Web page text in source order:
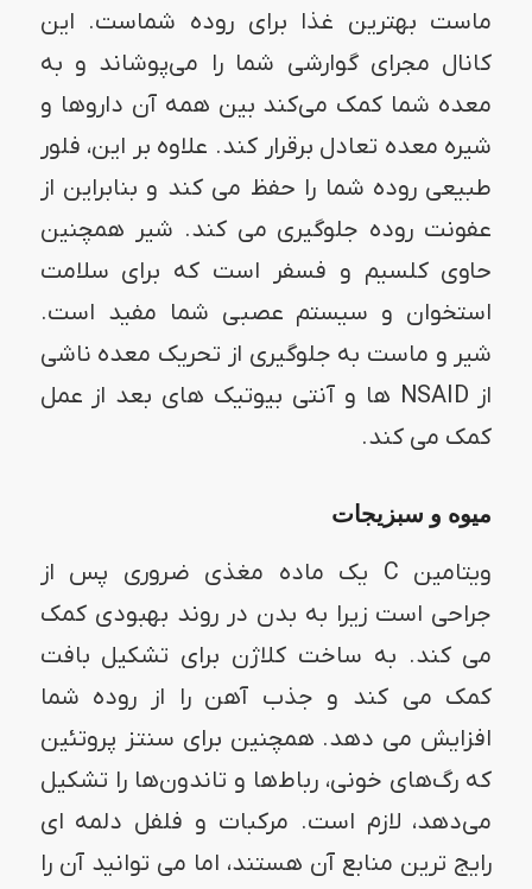
ماست بهترین غذا برای روده شماست. این
کانال مجرای گوارشی شما را می‌پوشاند و به
معده شما کمک می‌کند بین همه آن داروها و
شیره معده تعادل برقرار کند. علاوه بر این، فلور
طبیعی روده شما را حفظ می کند و بنابراین از
عفونت روده جلوگیری می کند. شیر همچنین
حاوی کلسیم و فسفر است که برای سلامت
استخوان و سیستم عصبی شما مفید است.
شیر و ماست به جلوگیری از تحریک معده ناشی
از NSAID ها و آنتی بیوتیک های بعد از عمل
کمک می کند.
میوه و سبزیجات
ویتامین C یک ماده مغذی ضروری پس از
جراحی است زیرا به بدن در روند بهبودی کمک
می کند. به ساخت کلاژن برای تشکیل بافت
کمک می کند و جذب آهن را از روده شما
افزایش می دهد. همچنین برای سنتز پروتئین
که رگ‌های خونی، رباط‌ها و تاندون‌ها را تشکیل
می‌دهد، لازم است. مرکبات و فلفل دلمه ای
رایج ترین منابع آن هستند، اما می توانید آن را